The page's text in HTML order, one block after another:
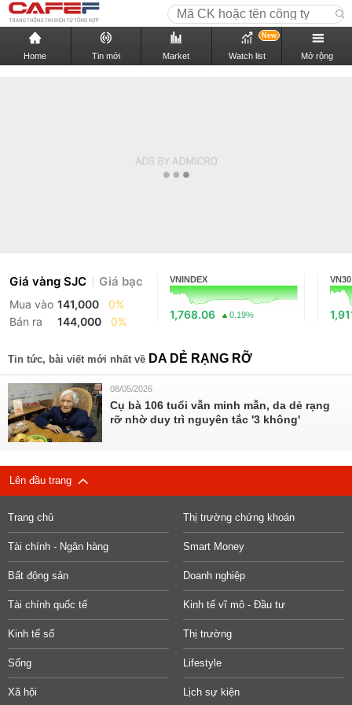
Home Tin mới Market Watch list
New
Mở rộng
Giá vàng SJC Giá bạc
Mua vào 141,000
0%
Bán ra
144,000 0%
VNINDEX
1,768.06 0.19%
VN30
Tin tức, bài viết mới nhất về DA DẺ RẠNG RỠ
08/05/2026
Cụ bà 106 tuổi vẫn minh mẫn, da dẻ rạng
rỡ nhờ duy trì nguyên tắc '3 không'
Lên đầu trang
Trang chủ Thị trường chứng khoán
Tài chính - Ngân hàng Smart Money
Bất động sản Doanh nghiệp
Tài chính quốc tế Kinh tế vĩ mô - Đầu tư
Kinh tế số Thị trường
Sống Lifestyle
Xã hội Lịch sự kiện